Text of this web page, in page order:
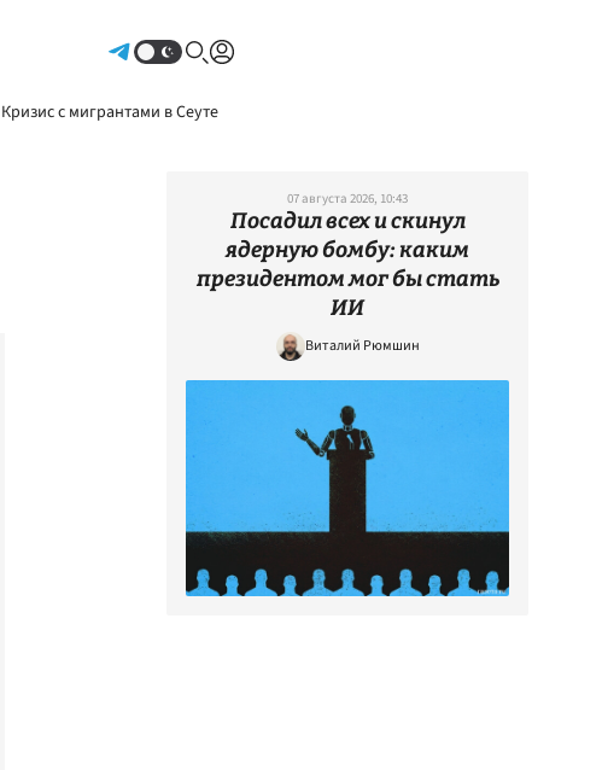
Кризис с мигрантами в Сеуте
07 августа 2026, 10:43
Посадил всех и скинул
ядерную бомбу: каким
президентом мог бы стать
ИИ
Виталий Рюмшин